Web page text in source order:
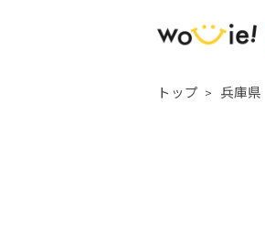
トップ 兵庫県